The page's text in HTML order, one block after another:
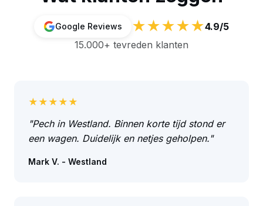
Google Reviews ★★★★★4.9/5
15.000+ tevreden klanten
★★★★★
"Pech in Westland. Binnen korte tijd stond er
een wagen. Duidelijk en netjes geholpen."
Mark V. - Westland